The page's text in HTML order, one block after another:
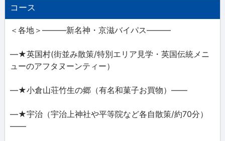
コース
＜各地＞―――新名神・京滋バイパス―――
―★英国村(街並み散策/特別エリア見学・英国伝統メニ
ューのアフタヌーンティー）
―★小倉山荘竹生の郷（有名和菓子お買物）――
―★宇治（宇治上神社や平等院など各自散策/約70分）
――